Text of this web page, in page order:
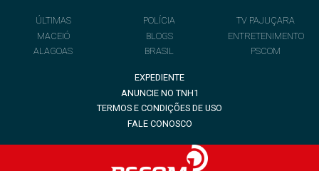
ÚLTIMAS
MACEIÓ
ALAGOAS
POLÍCIA
BLOGS
BRASIL
TV PAJUÇARA
ENTRETENIMENTO
PSCOM
EXPEDIENTE
ANUNCIE NO TNH1
TERMOS E CONDIÇÕES DE USO
FALE CONOSCO